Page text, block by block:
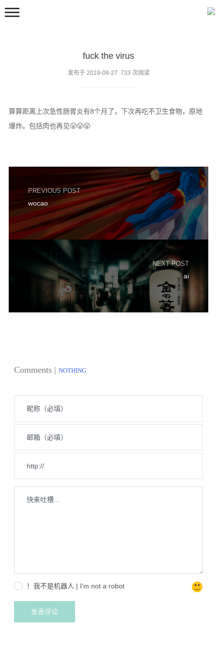
fuck the virus
发布于 2019-08-27 733 次阅读
算算距离上次急性肠胃炎有8个月了，下次再吃不卫生食物，原地
爆炸。包括肉也再见😤😤😤
PREVIOUS POST
wocao
NEXT POST
ai
Comments | NOTHING
！我不是机器人 | I'm not a robot
首页
嘀嘀咕咕
豆包